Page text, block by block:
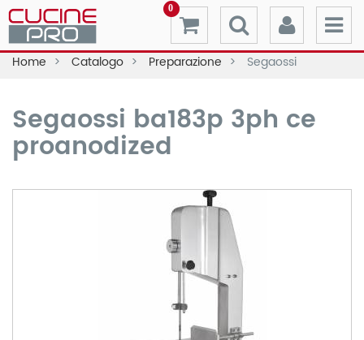
0
Home Catalogo Preparazione Segaossi
Segaossi ba183p 3ph ce
proanodized